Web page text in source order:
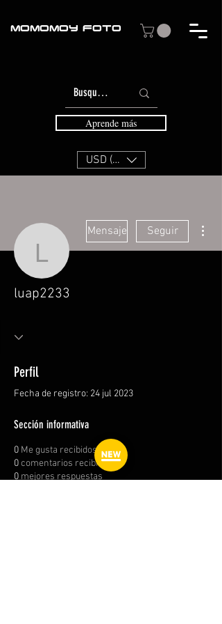
MOMOMOY FOTO
USD ($)
Aprende más
luap2233
Mensaje Seguir
luap2233
Perfil
Fecha de registro: 24 jul 2023
Sección informativa
0 Me gusta recibidos
0comentarios recibidos
0 mejores respuestas